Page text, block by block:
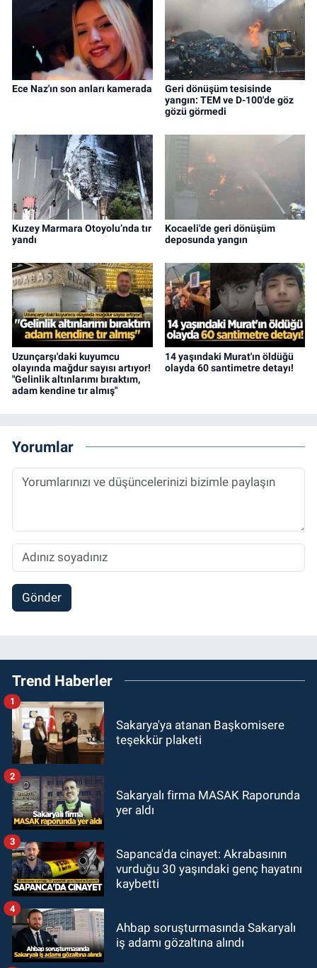
Ece Naz'ın son anları kamerada
Geri dönüşüm tesisinde
yangın: TEM ve D-100'de göz
gözü görmedi
Kuzey Marmara Otoyolu’nda tır
yandı
Kocaeli'de geri dönüşüm
deposunda yangın
Uzunçarşı'daki kuyumcu
olayında mağdur sayısı artıyor!
"Gelinlik altınlarımı bıraktım,
adam kendine tır almış"
14 yaşındaki Murat'ın öldüğü
olayda 60 santimetre detayı!
Yorumlar
Gönder
Trend Haberler
Sakarya'ya atanan Başkomisere
teşekkür plaketi
1
Sakaryalı firma MASAK Raporunda
yer aldı
2
Sapanca'da cinayet: Akrabasının
vurduğu 30 yaşındaki genç hayatını
kaybetti
3
Ahbap soruşturmasında Sakaryalı
iş adamı gözaltına alındı
4